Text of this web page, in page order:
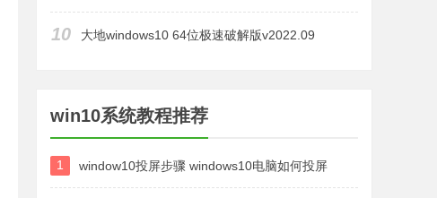
10 大地windows10 64位极速破解版v2022.09
win10系统教程推荐
1 window10投屏步骤 windows10电脑如何投屏